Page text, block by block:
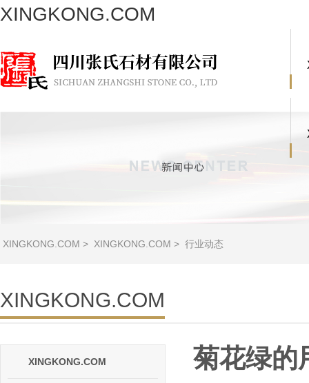
XINGKONG.COM
XINGKONG.COM > XINGKONG.COM > 行业动态
XINGKONG.COM
XINGKONG.COM 菊花绿的